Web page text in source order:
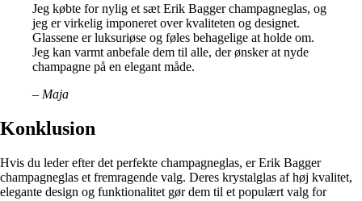
Jeg købte for nylig et sæt Erik Bagger champagneglas, og
jeg er virkelig imponeret over kvaliteten og designet.
Glassene er luksuriøse og føles behagelige at holde om.
Jeg kan varmt anbefale dem til alle, der ønsker at nyde
champagne på en elegant måde.
– Maja
Konklusion
Hvis du leder efter det perfekte champagneglas, er Erik Bagger
champagneglas et fremragende valg. Deres krystalglas af høj kvalitet,
elegante design og funktionalitet gør dem til et populært valg for